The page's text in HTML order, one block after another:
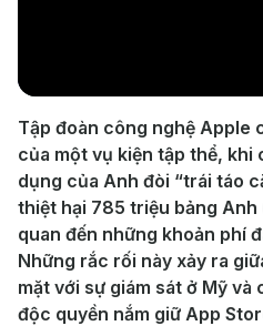
Tập đoàn công nghệ Apple
của một vụ kiện tập thể, khi
dụng của Anh đòi “trái táo
thiệt hại 785 triệu bảng Anh
quan đến những khoản phí
Những rắc rối này xảy ra
mặt với sự giám sát ở Mỹ và
độc quyền nắm giữ App